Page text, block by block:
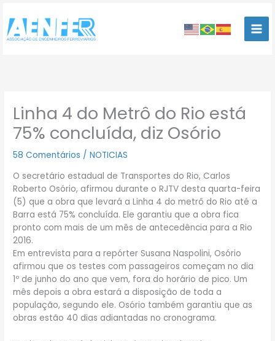
para
conteúdo
Linha 4 do Metrô do Rio está
75% concluída, diz Osório
58 Comentários /NOTICIAS
O secretário estadual de Transportes do Rio, Carlos
Roberto Osório, afirmou durante o RJTV desta quarta-feira
(5) que a obra que levará a Linha 4 do metrô do Rio até a
Barra está 75% concluída. Ele garantiu que a obra fica
pronto com mais de um mês de antecedência para a Rio
2016.
Em entrevista para a repórter Susana Naspolini, Osório
afirmou que os testes com passageiros começam no dia
1º de junho do ano que vem, fora do horário de pico. Um
mês depois a obra estará a disposição de toda a
população, segundo ele. Osório também garantiu que as
obras estão 40 dias adiantadas no cronograma.